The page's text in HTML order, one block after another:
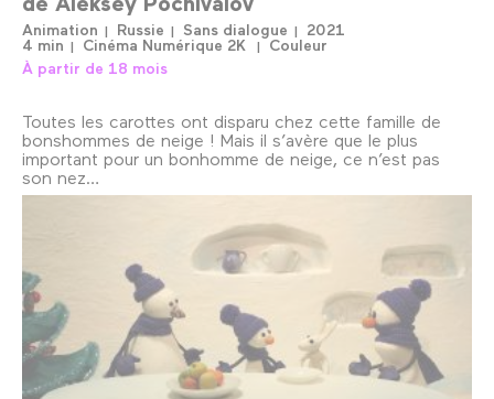
Animation Russie Sans dialogue
2021
4 min
Cinéma Numérique 2K
Couleur
À partir de 18 mois
Toutes les carottes ont disparu chez cette famille de
bonshommes de neige ! Mais il s’avère que le plus
important pour un bonhomme de neige, ce n’est pas
son nez…